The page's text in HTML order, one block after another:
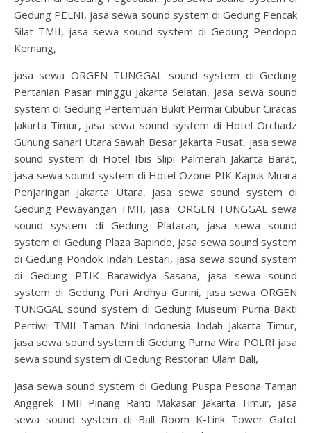
Gedung PELNI, jasa sewa sound system di Gedung Pencak
Silat TMII, jasa sewa sound system di Gedung Pendopo
Kemang,
jasa sewa ORGEN TUNGGAL sound system di Gedung
Pertanian Pasar minggu Jakarta Selatan, jasa sewa sound
system di Gedung Pertemuan Bukit Permai Cibubur Ciracas
Jakarta Timur, jasa sewa sound system di Hotel Orchadz
Gunung sahari Utara Sawah Besar Jakarta Pusat, jasa sewa
sound system di Hotel Ibis Slipi Palmerah Jakarta Barat,
jasa sewa sound system di Hotel Ozone PIK Kapuk Muara
Penjaringan Jakarta Utara, jasa sewa sound system di
Gedung Pewayangan TMII, jasa ORGEN TUNGGAL sewa
sound system di Gedung Plataran, jasa sewa sound
system di Gedung Plaza Bapindo, jasa sewa sound system
di Gedung Pondok Indah Lestari, jasa sewa sound system
di Gedung PTIK Barawidya Sasana, jasa sewa sound
system di Gedung Puri Ardhya Garini, jasa sewa ORGEN
TUNGGAL sound system di Gedung Museum Purna Bakti
Pertiwi TMII Taman Mini Indonesia Indah Jakarta Timur,
jasa sewa sound system di Gedung Purna Wira POLRI jasa
sewa sound system di Gedung Restoran Ulam Bali,
jasa sewa sound system di Gedung Puspa Pesona Taman
Anggrek TMII Pinang Ranti Makasar Jakarta Timur, jasa
sewa sound system di Ball Room K-Link Tower Gatot